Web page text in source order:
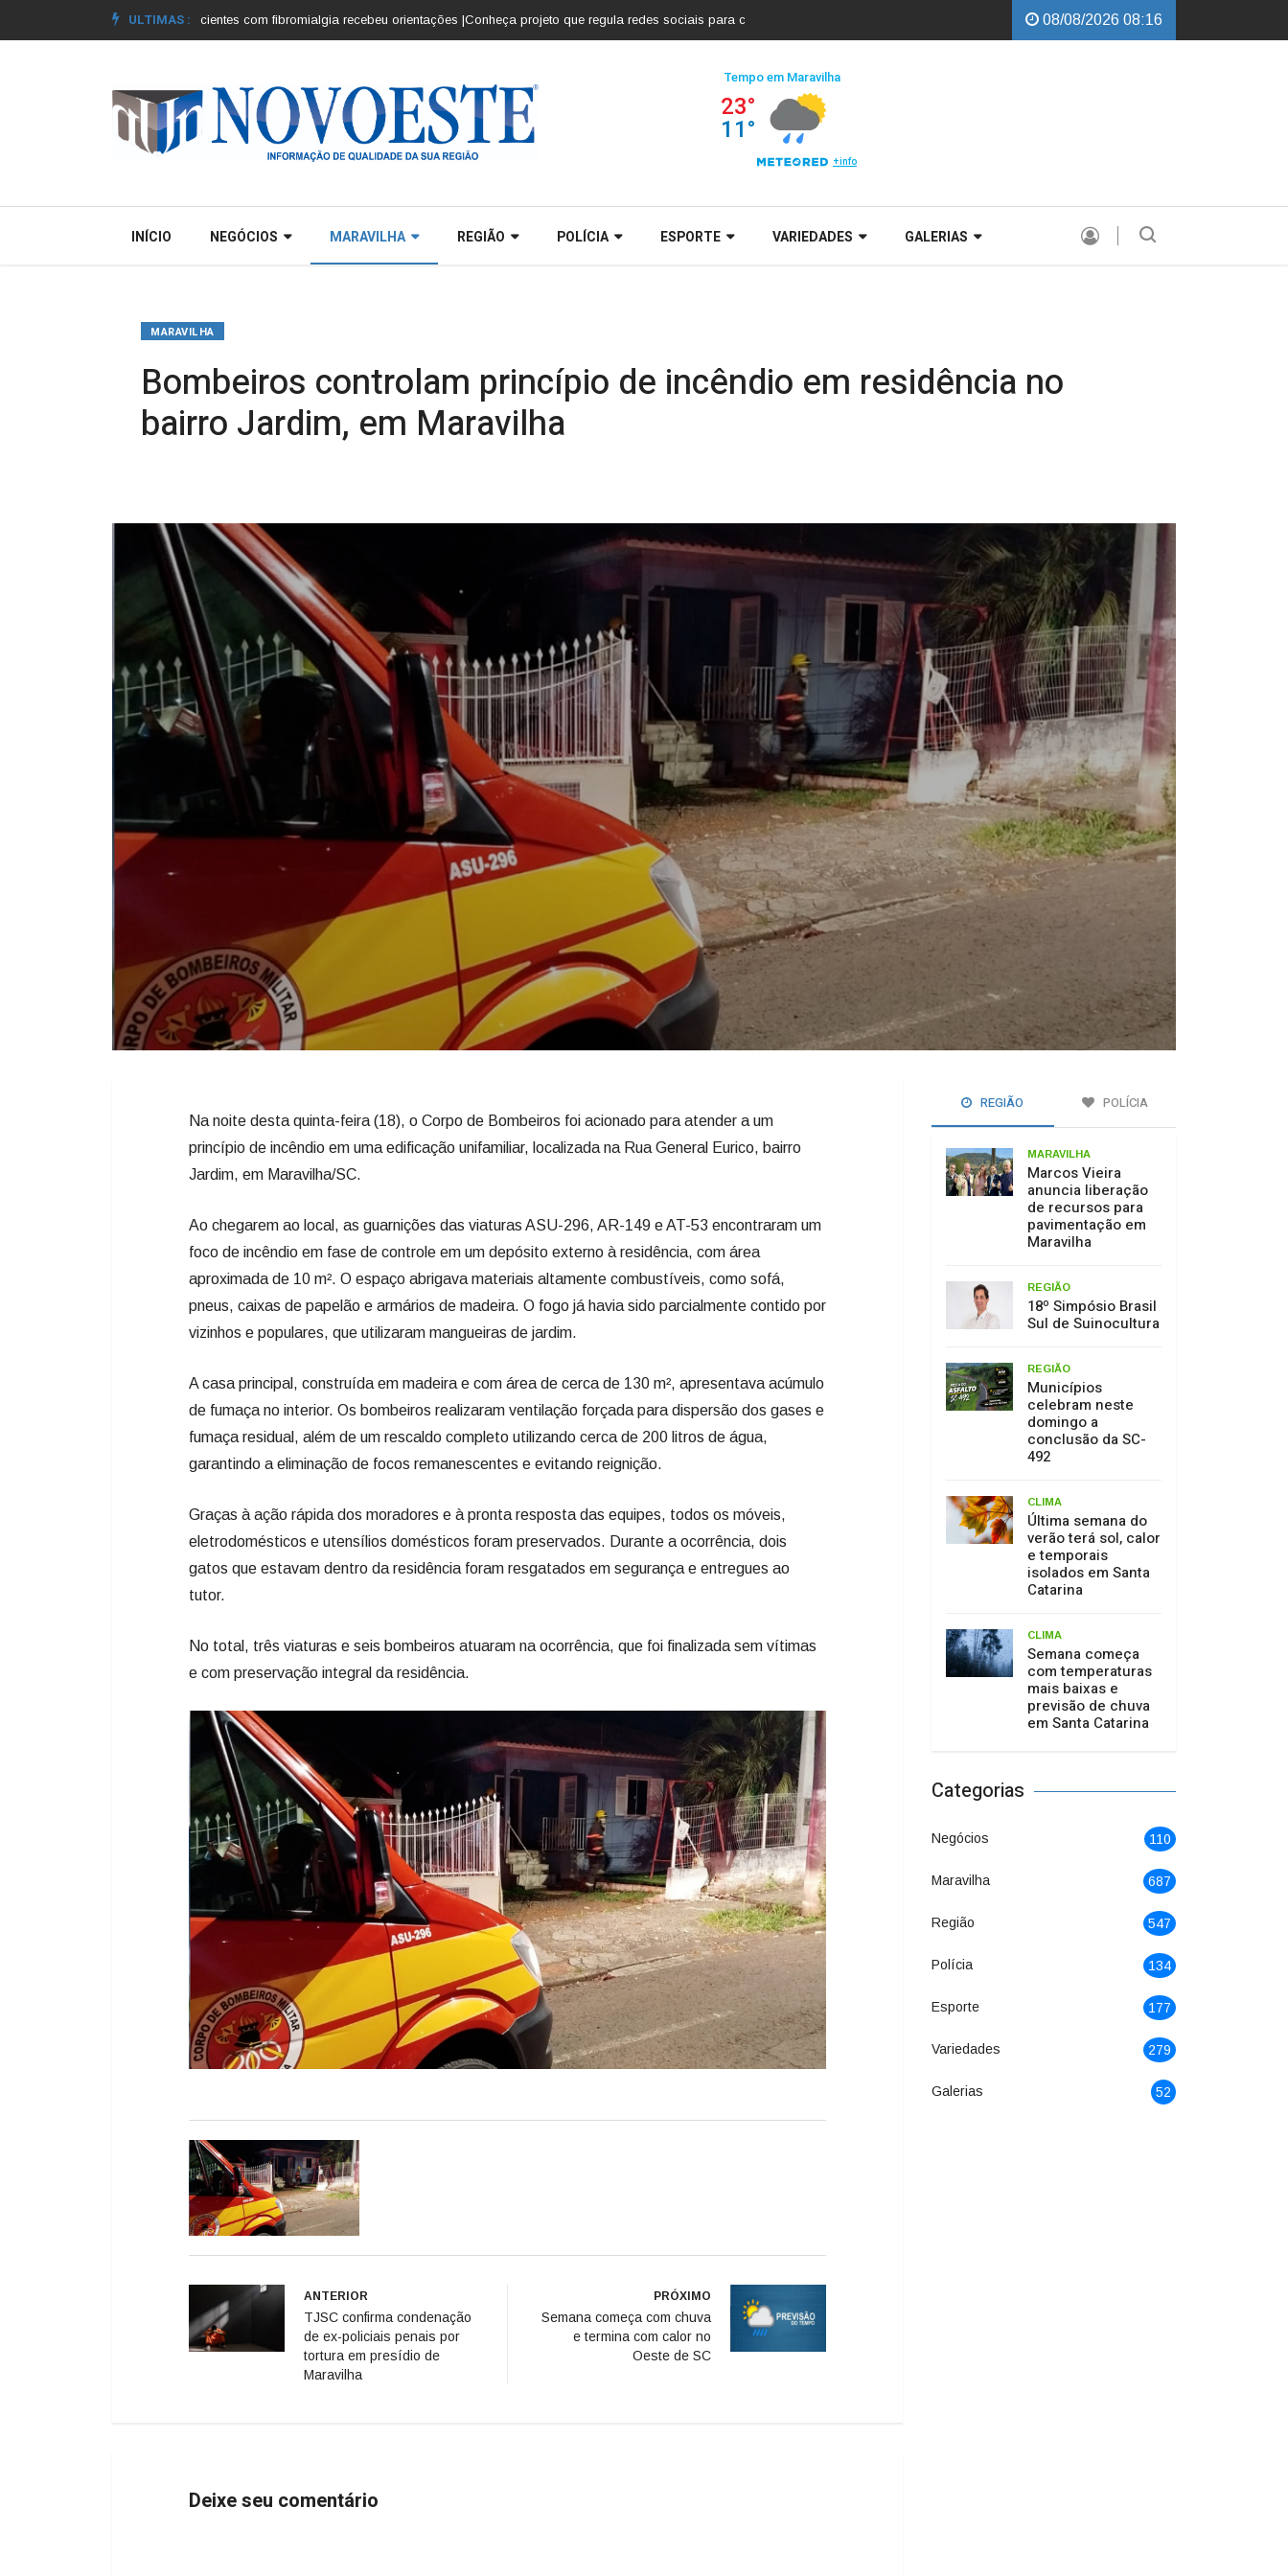
ULTIMAS :
Grupo de pacientes com fibromialgia recebeu orientações |Conheça projeto que regula redes sociais para crianças e adolescentes | Cobalchini garante instalação de Comissão Especial para avaliar a PEC
08/08/2026 08:16
INÍCIO NEGÓCIOS MARAVILHA REGIÃO POLÍCIA ESPORTE VARIEDADES GALERIAS
MARAVILHA
Bombeiros controlam princípio de incêndio em residência no
bairro Jardim, em Maravilha
Na noite desta quinta-feira (18), o Corpo de Bombeiros foi acionado para atender a um
princípio de incêndio em uma edificação unifamiliar, localizada na Rua General Eurico, bairro
Jardim, em Maravilha/SC.
Ao chegarem ao local, as guarnições das viaturas ASU-296, AR-149 e AT-53 encontraram um
foco de incêndio em fase de controle em um depósito externo à residência, com área
aproximada de 10 m². O espaço abrigava materiais altamente combustíveis, como sofá,
pneus, caixas de papelão e armários de madeira. O fogo já havia sido parcialmente contido por
vizinhos e populares, que utilizaram mangueiras de jardim.
A casa principal, construída em madeira e com área de cerca de 130 m², apresentava acúmulo
de fumaça no interior. Os bombeiros realizaram ventilação forçada para dispersão dos gases e
fumaça residual, além de um rescaldo completo utilizando cerca de 200 litros de água,
garantindo a eliminação de focos remanescentes e evitando reignição.
Graças à ação rápida dos moradores e à pronta resposta das equipes, todos os móveis,
eletrodomésticos e utensílios domésticos foram preservados. Durante a ocorrência, dois
gatos que estavam dentro da residência foram resgatados em segurança e entregues ao
tutor.
No total, três viaturas e seis bombeiros atuaram na ocorrência, que foi finalizada sem vítimas
e com preservação integral da residência.
ANTERIOR
TJSC confirma condenação
de ex-policiais penais por
tortura em presídio de
Maravilha
PRÓXIMO
Semana começa com chuva
e termina com calor no
Oeste de SC
Deixe seu comentário
REGIÃO POLÍCIA
MARAVILHA
Marcos Vieira
anuncia liberação
de recursos para
pavimentação em
Maravilha
REGIÃO
18º Simpósio Brasil
Sul de Suinocultura
REGIÃO
Municípios
celebram neste
domingo a
conclusão da SC-
492
CLIMA
Última semana do
verão terá sol, calor
e temporais
isolados em Santa
Catarina
CLIMA
Semana começa
com temperaturas
mais baixas e
previsão de chuva
em Santa Catarina
Categorias
Negócios 110
Maravilha 687
Região 547
Polícia 134
Esporte 177
Variedades 279
Galerias 52